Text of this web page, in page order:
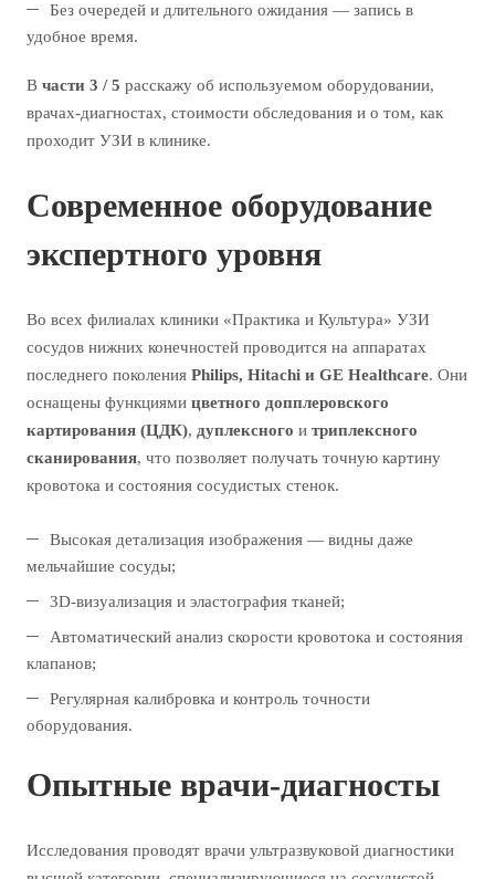
Без очередей и длительного ожидания — запись в
удобное время.
В части 3 / 5 расскажу об используемом оборудовании,
врачах-диагностах, стоимости обследования и о том, как
проходит УЗИ в клинике.
Современное оборудование
экспертного уровня
Во всех филиалах клиники «Практика и Культура» УЗИ
сосудов нижних конечностей проводится на аппаратах
последнего поколения Philips, Hitachi и GE Healthcare. Они
оснащены функциями цветного допплеровского
картирования (ЦДК), дуплексного и триплексного
сканирования, что позволяет получать точную картину
кровотока и состояния сосудистых стенок.
Высокая детализация изображения — видны даже
мельчайшие сосуды;
3D-визуализация и эластография тканей;
Автоматический анализ скорости кровотока и состояния
клапанов;
Регулярная калибровка и контроль точности
оборудования.
Опытные врачи-диагносты
Исследования проводят врачи ультразвуковой диагностики